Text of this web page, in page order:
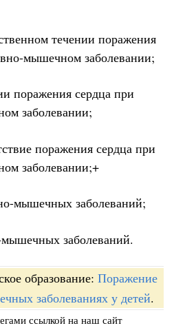
течении поражения
мышечном заболевании;
поражения сердца при
заболевании;
поражения сердца при
заболевании;+
мышечных заболеваний;
заболеваний.
образование: Поражение
заболеваниях у детей.
ссылкой на наш сайт